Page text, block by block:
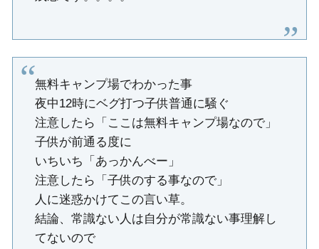
無料キャンプ場でわかった事
夜中12時にベグ打つ子供普通に騒ぐ
注意したら「ここは無料キャンプ場なので」
子供が前通る度に
いちいち「あっかんべー」
注意したら「子供のする事なので」
人に迷惑かけてこの言い草。
結論、常識ない人は自分が常識ない事理解し
てないので